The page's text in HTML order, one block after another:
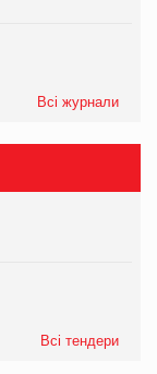
Всі журнали
Всі тендери